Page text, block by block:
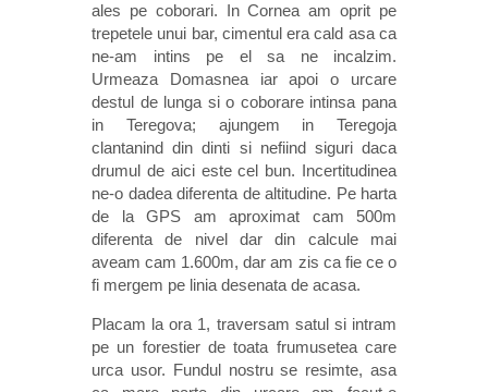
ales pe coborari. In Cornea am oprit pe
trepetele unui bar, cimentul era cald asa ca
ne-am intins pe el sa ne incalzim.
Urmeaza Domasnea iar apoi o urcare
destul de lunga si o coborare intinsa pana
in Teregova; ajungem in Teregoja
clantanind din dinti si nefiind siguri daca
drumul de aici este cel bun. Incertitudinea
ne-o dadea diferenta de altitudine. Pe harta
de la GPS am aproximat cam 500m
diferenta de nivel dar din calcule mai
aveam cam 1.600m, dar am zis ca fie ce o
fi mergem pe linia desenata de acasa.
Placam la ora 1, traversam satul si intram
pe un forestier de toata frumusetea care
urca usor. Fundul nostru se resimte, asa